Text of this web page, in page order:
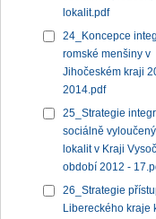
lokalit.pdf
24_Koncepce
romské menšiny v
Jihočeském kraji
2014.pdf
25_Strategie
sociálně
lokalit v Kraji
období 2012 -
26_Strategie
Libereckého kraje